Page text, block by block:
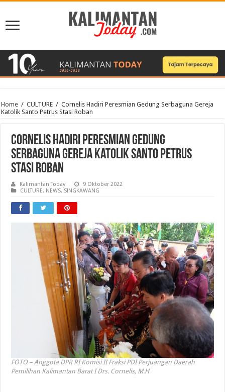
Home / CULTURE / Cornelis Hadiri Peresmian Gedung Serbaguna Gereja
Katolik Santo Petrus Stasi Roban
Cornelis Hadiri Peresmian Gedung
Serbaguna Gereja Katolik Santo Petrus
Stasi Roban
Kalimantan Today
9 Oktober 2022
CULTURE, NEWS, SINGKAWANG
FOTO – Anggota DPR RI Komisi II Fraksi PDI Perjuangan Daerah
Pemilihan Kalimantan Barat I Drs. Cornelis, M.H